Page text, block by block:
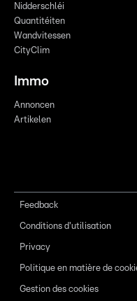
Nidderschléi
Quantitéiten
Wandvitessen
CityClim
Immo
Annoncen
Artikelen
Feedback
Conditions d'utilisation
Privacy
Politique en matière de
Gestion des cookies